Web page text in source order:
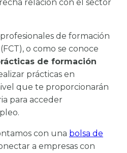
relación con el sector
de formación
o como se conoce
de formación
prácticas en
que te proporcionarán
para acceder
con una bolsa de
a empresas con